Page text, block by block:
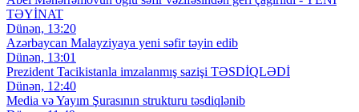
TƏYİNAT
Dünən, 13:20
Azərbaycan Malayziyaya yeni səfir təyin edib
Dünən, 13:01
Prezident Tacikistanla imzalanmış sazişi TƏSDİQLƏDİ
Dünən, 12:40
Media və Yayım Şurasının strukturu təsdiqlənib